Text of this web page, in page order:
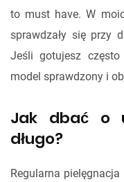
to must have. W
sprawdzały się przy
Jeśli gotujesz
model sprawdzony i
Jak dbać o
długo?
Regularna